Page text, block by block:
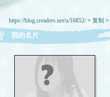
https://blog.creaders.net/u/16852/> 复制 >
我的名片